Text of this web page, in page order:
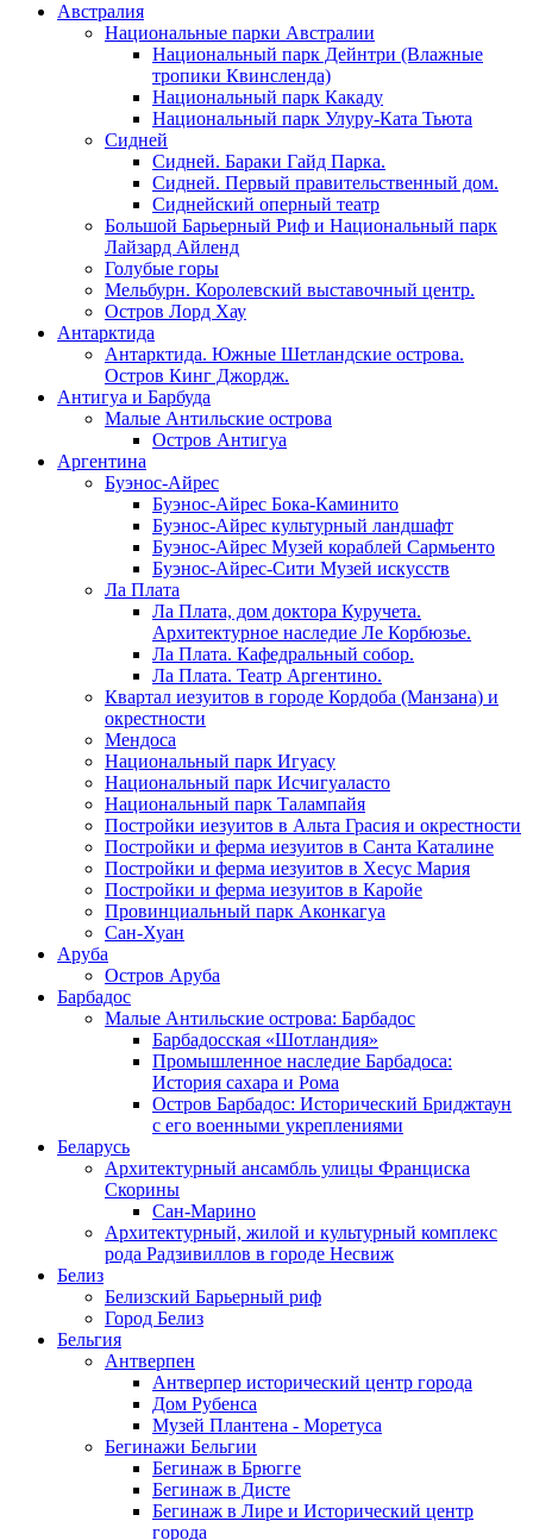
Австралия
Национальные парки Австралии
Национальный парк Дейнтри (Влажные
тропики Квинсленда)
Национальный парк Какаду
Национальный парк Улуру-Ката Тьюта
Сидней
Сидней. Бараки Гайд Парка.
Сидней. Первый правительственный дом.
Сиднейский оперный театр
Большой Барьерный Риф и Национальный парк
Лайзард Айленд
Голубые горы
Мельбурн. Королевский выставочный центр.
Остров Лорд Хау
Антарктида
Антарктида. Южные Шетландские острова.
Остров Кинг Джордж.
Антигуа и Барбуда
Малые Антильские острова
Остров Антигуа
Аргентина
Буэнос-Айрес
Буэнос-Айрес Бока-Каминито
Буэнос-Айрес культурный ландшафт
Буэнос-Айрес Музей кораблей Сармьенто
Буэнос-Айрес-Сити Музей искусств
Ла Плата
Ла Плата, дом доктора Куручета.
Архитектурное наследие Ле Корбюзье.
Ла Плата. Кафедральный собор.
Ла Плата. Театр Аргентино.
Квартал иезуитов в городе Кордоба (Манзана) и
окрестности
Мендоса
Национальный парк Игуасу
Национальный парк Исчигуаласто
Национальный парк Талампайя
Постройки иезуитов в Альта Грасия и окрестности
Постройки и ферма иезуитов в Санта Каталине
Постройки и ферма иезуитов в Хесус Мария
Постройки и ферма иезуитов в Каройе
Провинциальный парк Аконкагуа
Сан-Хуан
Аруба
Остров Аруба
Барбадос
Малые Антильские острова: Барбадос
Барбадосская «Шотландия»
Промышленное наследие Барбадоса:
История сахара и Рома
Остров Барбадос: Исторический Бриджтаун
с его военными укреплениями
Беларусь
Архитектурный ансамбль улицы Франциска
Скорины
Сан-Марино
Архитектурный, жилой и культурный комплекс
рода Радзивиллов в городе Несвиж
Белиз
Белизский Барьерный риф
Город Белиз
Бельгия
Антверпен
Антверпер исторический центр города
Дом Рубенса
Музей Плантена - Моретуса
Бегинажи Бельгии
Бегинаж в Брюгге
Бегинаж в Дисте
Бегинаж в Лире и Исторический центр
города